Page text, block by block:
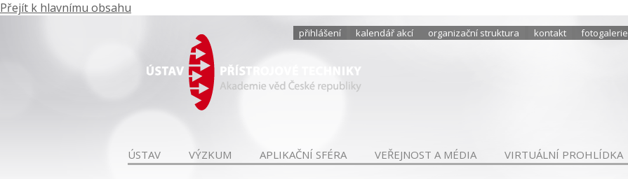
Přejít k hlavnímu obsahu
přihlášení kalendář akcí organizační struktura kontakt fotogalerie
ÚSTAV VÝZKUM APLIKAČNÍ SFÉRA VEŘEJNOST A MÉDIA VIRTUÁLNÍ PROHLÍDKA